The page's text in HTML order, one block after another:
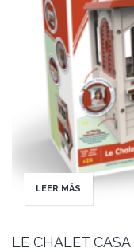
LEER MÁS
LE CHALET CASA